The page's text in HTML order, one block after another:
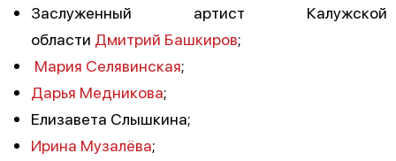
Заслуженный артист Калужской
области Дмитрий Башкиров;
Мария Селявинская;
Дарья Медникова;
Елизавета Слышкина;
Ирина Музалёва;